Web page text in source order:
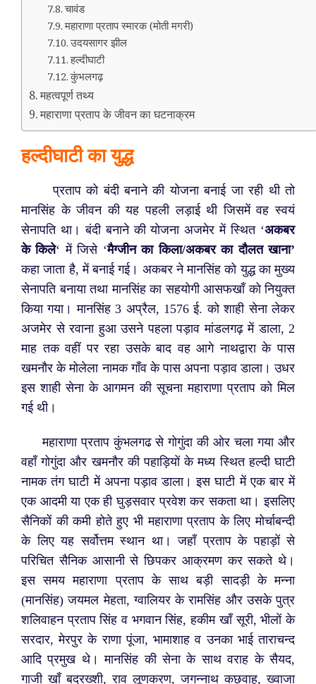
चावंड
महाराणा प्रताप स्मारक (मोती मगरी)
उदयसागर झील
हल्दीघाटी
कुंभलगढ़
महत्वपूर्ण तथ्य
महाराणा प्रताप के जीवन का घटनाक्रम
हल्दीघाटी का युद्ध
प्रताप को बंदी बनाने की योजना बनाई जा रही थी तो
मानसिंह के जीवन की यह पहली लड़ाई थी जिसमें वह स्वयं
सेनापति था।बंदी बनाने की योजना अजमेर में स्थित ‘अकबर
के किले‘ में जिसे ‘मैग्जीन का किला/अकबर का दौलत खाना’
कहा जाता है, में बनाई गई। अकबर ने मानसिंह को युद्ध का मुख्य
सेनापति बनाया तथा मानसिंह का सहयोगी आसफखाँ को नियुक्त
किया गया।मानसिंह 3 अप्रैल, 1576 ई. को शाही सेना लेकर
अजमेर से रवाना हुआ उसने पहला पड़ाव मांडलगढ़ में डाला, 2
माह तक वहीं पर रहा उसके बाद वह आगे नाथद्वारा के पास
खमनौर के मोलेला नामक गाँव के पास अपना पड़ाव डाला। उधर
इस शाही सेना के आगमन की सूचना महाराणा प्रताप को मिल
गई थी।
महाराणा प्रताप कुंभलगढ से गोगुंदा की ओर चला गया और
वहाँ गोगुंदा और खमनौर की पहाड़ियों के मध्य स्थित हल्दी घाटी
नामक तंग घाटी में अपना पड़ाव डाला। इस घाटी में एक बार में
एक आदमी या एक ही घुड़सवार प्रवेश कर सकता था। इसलिए
सैनिकों की कमी होते हुए भी महाराणा प्रताप के लिए मोर्चाबन्दी
के लिए यह सर्वोत्तम स्थान था। जहाँ प्रताप के पहाड़ों से
परिचित सैनिक आसानी से छिपकर आक्रमण कर सकते थे।
इस समय महाराणा प्रताप के साथ बड़ी सादड़ी के मन्ना
(मानसिंह) जयमल मेहता, ग्वालियर के रामसिंह और उसके पुत्र
शलिवाहन प्रताप सिंह व भगवान सिंह, हकीम खाँ सूरी, भीलों के
सरदार, मेरपुर के राणा पूंजा, भामाशाह व उनका भाई ताराचन्द
आदि प्रमुख थे। मानसिंह की सेना के साथ वराह के सैयद,
गाजी खाँ बदरख्शी, राव लूणकरण, जगन्नाथ कछवाह, ख्वाजा